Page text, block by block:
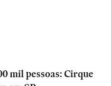
mil pessoas: Cirque